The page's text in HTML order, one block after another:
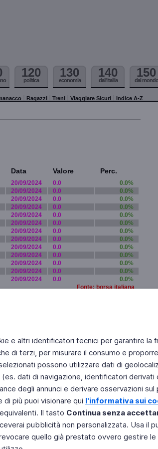
e altri identificatori tecnici per garantire la
di terzi, per misurare il consumo e
possono utilizzare dati di
dati di navigazione, identificatori
degli annunci e derivare osservazioni
più puoi visionare qui l'informativa sui
Il tasto Continua senza
pubblicità non personalizzata. Usa il
quello già prestato ovvero gestire
120
politica
130
economia
140
dall'itallia
150
dal mondo
Ragazzi Treni Viaggiare Sicuri Indice A-Z
Data Valore Perc.
20/09/2024 0.0
0.0%
20/09/2024 0.0
0.0%
20/09/2024 0.0
0.0%
20/09/2024 0.0
0.0%
20/09/2024 0.0
0.0%
20/09/2024 0.0
0.0%
20/09/2024 0.0
0.0%
20/09/2024 0.0
0.0%
20/09/2024 0.0
0.0%
20/09/2024 0.0
0.0%
20/09/2024 0.0
0.0%
20/09/2024 0.0
0.0%
20/09/2024 0.0
0.0%
Fonte: borsa italiana
la tua Home Page Chi Siamo
Copyright © 2011 Rai - Tutti i diritti riservati
Engineered by RAI - Reti e Piattaforme